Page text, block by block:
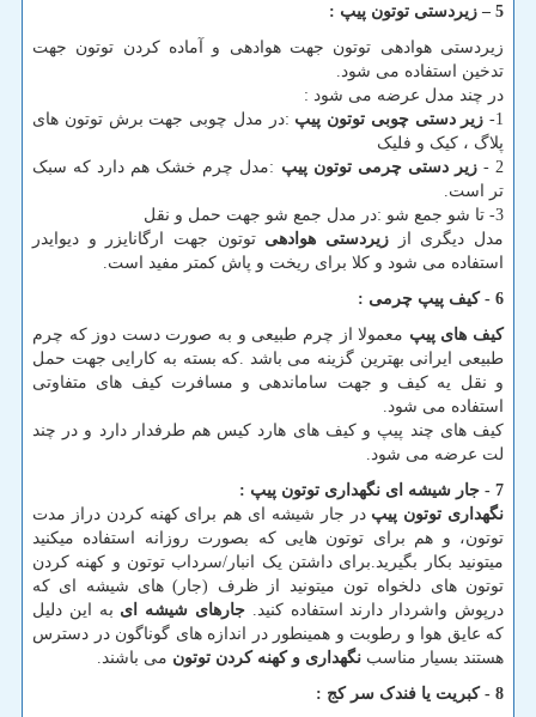
5
– زیردستی توتون پیپ :
زیردستی هوادهی توتون جهت هوادهی و آماده کردن توتون جهت
تدخین استفاده می شود.
در چند مدل عرضه می شود :
1-
زیر دستی چوبی توتون پیپ :در مدل چوبی جهت برش توتون های
پلاگ ، کیک و فلیک
2 -
زیر دستی چرمی توتون پیپ :مدل چرم خشک هم دارد که سبک
تر است.
3- تا شو جمع شو :در مدل جمع شو جهت حمل و نقل
مدل دیگری از زیردستی هوادهی توتون جهت ارگانایزر و دیوایدر
استفاده می شود و کلا برای ریخت و پاش کمتر مفید است.
6 - کیف پیپ چرمی :
کیف های پیپ معمولا از چرم طبیعی و به صورت دست دوز که چرم
طبیعی ایرانی بهترین گزینه می باشد .که بسته به کارایی جهت حمل
و نقل یه کیف و جهت ساماندهی و مسافرت کیف های متفاوتی
استفاده می شود.
کیف های چند پیپ و کیف های هارد کیس هم طرفدار دارد و در چند
لت عرضه می شود.
7 - جار شیشه ای نگهداری توتون پیپ :
نگهداری توتون پیپ در جار شیشه ای هم برای کهنه کردن دراز مدت
توتون، و هم برای توتون هایی که بصورت روزانه استفاده میکنید
میتونید بکار بگیرید.برای داشتن یک انبار/سرداب توتون و کهنه کردن
توتون های دلخواه تون میتونید از ظرف (جار) های شیشه ای که
درپوش واشردار دارند استفاده کنید. جارهای شیشه ای به این دلیل
که عایق هوا و رطوبت و همینطور در اندازه های گوناگون در دسترس
هستند بسیار مناسب نگهداری و کهنه کردن توتون می باشند.
8 - کبریت یا فندک سر کج :